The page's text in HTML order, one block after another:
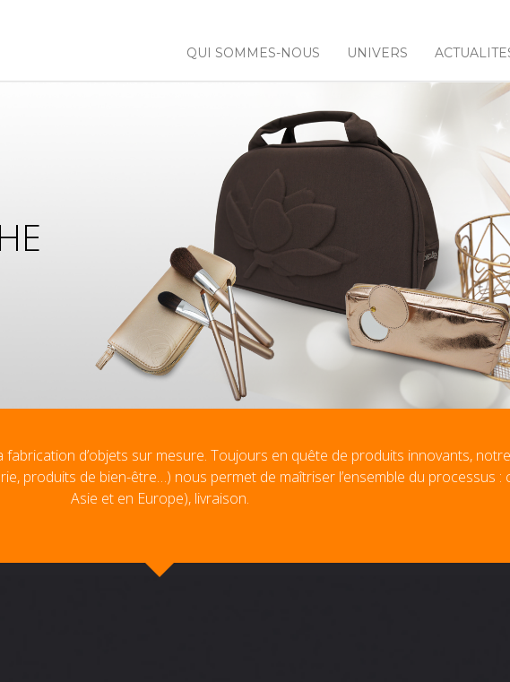
QUI SOMMES-NOUS UNIVERS
d’objets sur mesure. Toujours en quête de produits innovants,
produits de bien-être…) nous permet de maîtriser l’ensemble du processus
Asie et en Europe), livraison.